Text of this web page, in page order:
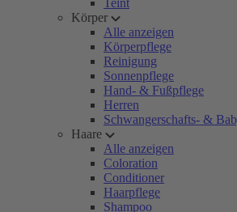
Teint
Körper
Alle anzeigen
Körperpflege
Reinigung
Sonnenpflege
Hand- & Fußpflege
Herren
Schwangerschafts- &
Haare
Alle anzeigen
Coloration
Conditioner
Haarpflege
Shampoo